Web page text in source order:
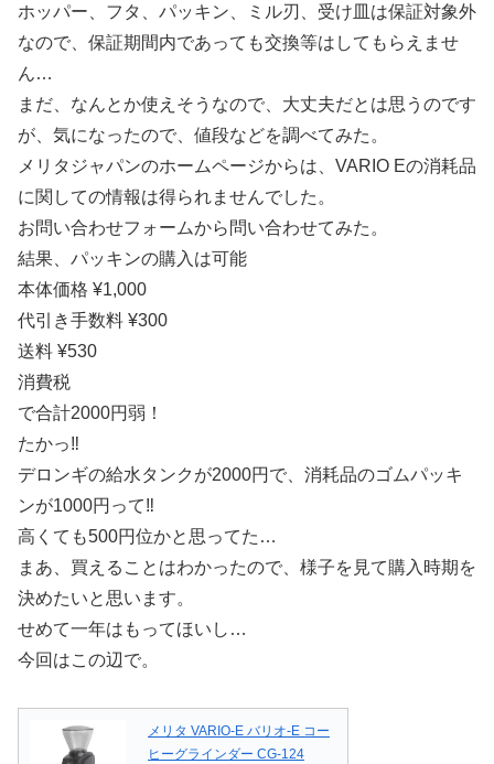
ホッパー、フタ、パッキン、ミル刃、受け皿は保証対象外
なので、保証期間内であっても交換等はしてもらえませ
ん…
まだ、なんとか使えそうなので、大丈夫だとは思うのです
が、気になったので、値段などを調べてみた。
メリタジャパンのホームページからは、VARIO Eの消耗品
に関しての情報は得られませんでした。
お問い合わせフォームから問い合わせてみた。
結果、パッキンの購入は可能
本体価格 ¥1,000
代引き手数料 ¥300
送料 ¥530
消費税
で合計2000円弱！
たかっ‼︎
デロンギの給水タンクが2000円で、消耗品のゴムパッキ
ンが1000円って‼︎
高くても500円位かと思ってた…
まあ、買えることはわかったので、様子を見て購入時期を
決めたいと思います。
せめて一年はもってほいし…
今回はこの辺で。
メリタ VARIO-E バリオ-E コー
ヒーグラインダー CG-124